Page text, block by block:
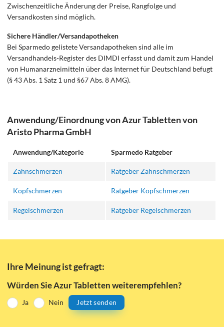
Zwischenzeitliche Änderung der Preise, Rangfolge und
Versandkosten sind möglich.
Sichere Händler/Versandapotheken
Bei Sparmedo gelistete Versandapotheken sind alle im
Versandhandels-Register des DIMDI erfasst und damit zum Handel
von Humanarzneimitteln über das Internet für Deutschland befugt
(§ 43 Abs. 1 Satz 1 und §67 Abs. 8 AMG).
Anwendung/Einordnung von Azur Tabletten von
Aristo Pharma GmbH
Anwendung/Kategorie Sparmedo Ratgeber
Zahnschmerzen Ratgeber Zahnschmerzen
Kopfschmerzen Ratgeber Kopfschmerzen
Regelschmerzen Ratgeber Regelschmerzen
Ihre Meinung ist gefragt:
Würden Sie Azur Tabletten weiterempfehlen?
Ja Nein Jetzt senden